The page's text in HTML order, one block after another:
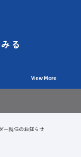
る
View More
ー就任のお知らせ